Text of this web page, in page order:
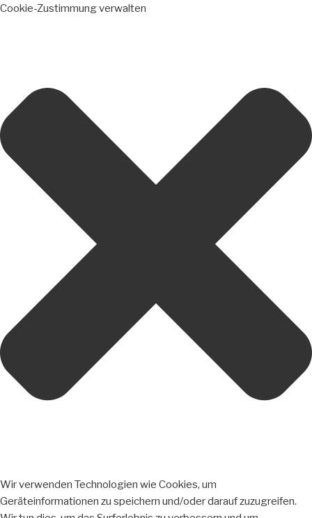
Cookie-Zustimmung verwalten
Wir verwenden Technologien wie Cookies, um
Geräteinformationen zu speichern und/oder darauf zuzugreifen.